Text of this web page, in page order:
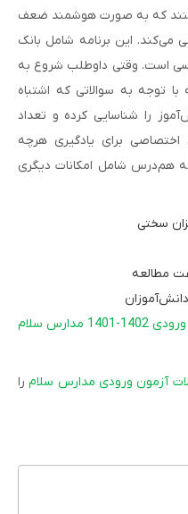
کنند که به صورت هوشمند ضعف
می‌کند. این برنامه شامل بانک
است. وقتی داوطلب شروع به
توجه به سوالاتی که اشتباه
را شناسایی کرده و تعداد
برای یادگیری هرچه
هم‌درس شامل امکانات دیگری
سختی
مطالعه
مدارس سلام
آزمون ورودی مدارس سلامرا